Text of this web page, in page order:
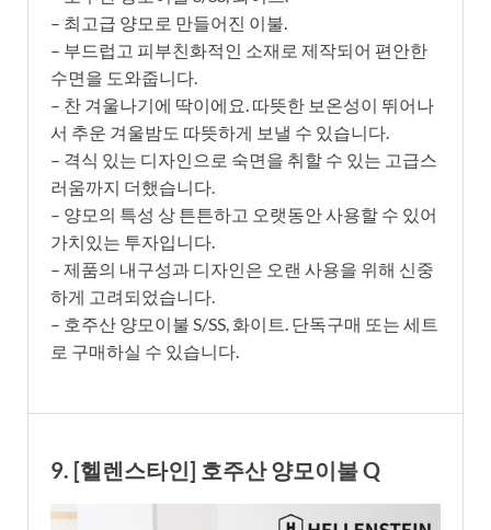
– 최고급 양모로 만들어진 이불.
– 부드럽고 피부친화적인 소재로 제작되어 편안한
수면을 도와줍니다.
– 찬 겨울나기에 딱이에요. 따뜻한 보온성이 뛰어나
서 추운 겨울밤도 따뜻하게 보낼 수 있습니다.
– 격식 있는 디자인으로 숙면을 취할 수 있는 고급스
러움까지 더했습니다.
– 양모의 특성 상 튼튼하고 오랫동안 사용할 수 있어
가치있는 투자입니다.
– 제품의 내구성과 디자인은 오랜 사용을 위해 신중
하게 고려되었습니다.
– 호주산 양모이불 S/SS, 화이트. 단독구매 또는 세트
로 구매하실 수 있습니다.
9. [헬렌스타인] 호주산 양모이불 Q